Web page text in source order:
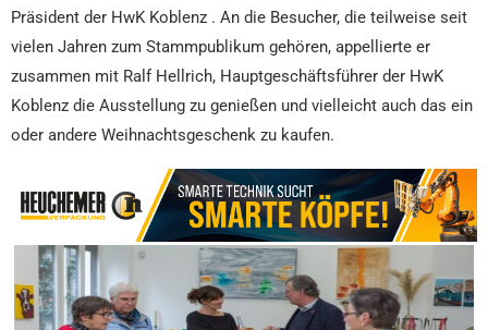
Präsident der HwK Koblenz . An die Besucher, die teilweise seit
vielen Jahren zum Stammpublikum gehören, appellierte er
zusammen mit Ralf Hellrich, Hauptgeschäftsführer der HwK
Koblenz die Ausstellung zu genießen und vielleicht auch das ein
oder andere Weihnachtsgeschenk zu kaufen.